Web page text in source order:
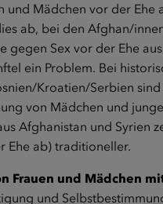
und Mädchen vor der
ab, bei den Afghan/
Sex vor der Ehe
ein Problem. Bei
Kroatien/Serbien
von Mädchen und
Afghanistan und Syrien
Ehe ab) traditioneller.
Frauen und Mädchen
und